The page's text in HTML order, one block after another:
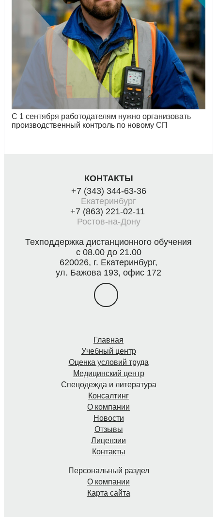
С 1 сентября работодателям нужно организовать
производственный контроль по новому СП
КОНТАКТЫ
+7 (343) 344-63-36
Екатеринбург
+7 (863) 221-02-11
Ростов-на-Дону
Техподдержка дистанционного обучения
с 08.00 до 21.00
620026, г. Екатеринбург,
ул. Бажова 193, офис 172
Главная
Учебный центр
Оценка условий труда
Медицинский центр
Спецодежда и литература
Консалтинг
О компании
Новости
Отзывы
Лицензии
Контакты
Персональный раздел
О компании
Карта сайта